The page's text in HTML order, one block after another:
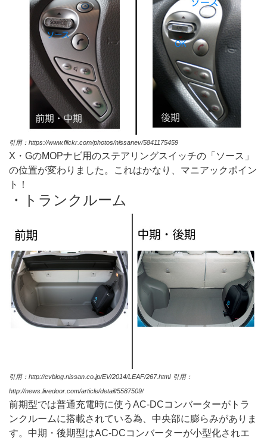
引用：https://www.flickr.com/photos/nissanev/5841175459
X・GのMOPナビ用のステアリングスイッチの「ソース」
の位置が変わりました。これはかなり、マニアックポイン
ト！
・トランクルーム
引用：http://evblog.nissan.co.jp/EV/2014/LEAF/267.html 引用：
http://news.livedoor.com/article/detail/5587509/
前期型では普通充電時に使うAC-DCコンバーターがトラ
ンクルームに搭載されている為、中央部に膨らみがありま
す。中期・後期型はAC-DCコンバーターが小型化されエ